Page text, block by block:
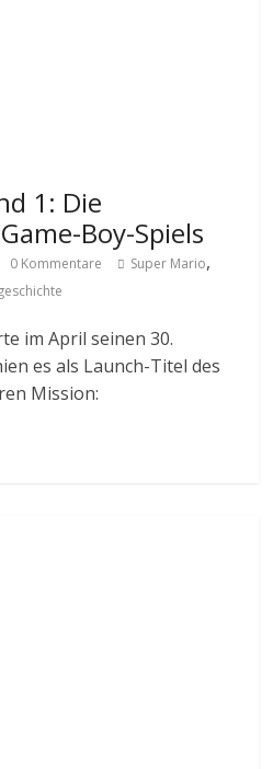
1: Die
Boy-Spiels
0 Kommentare Super Mario,
im April seinen 30.
es als Launch-Titel des
Mission: